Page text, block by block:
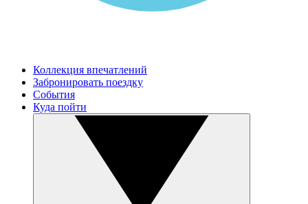
Коллекция впечатлений
Забронировать поездку
События
Куда пойти